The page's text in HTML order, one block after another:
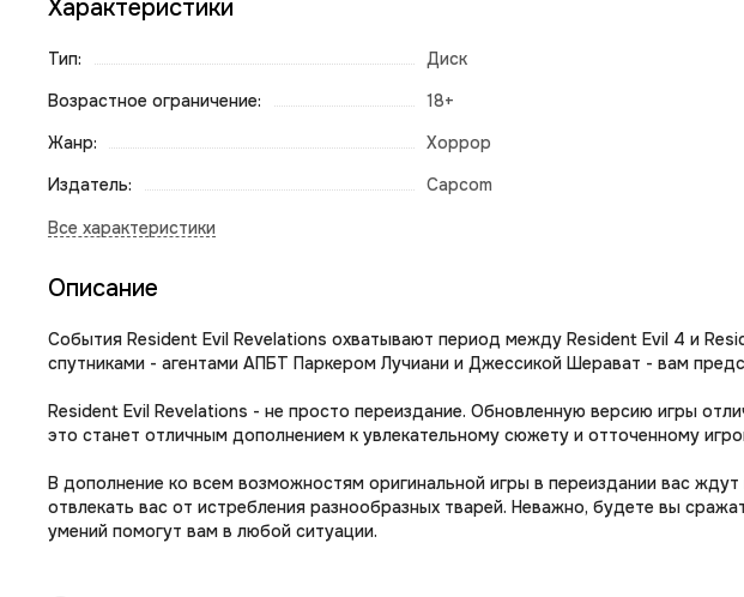
Характеристики
Тип:
Диск
Возрастное ограничение:
18+
Жанр:
Хоррор
Издатель:
Capcom
Описание
События Resident Evil Revelations охватывают период между Resident Evil 4 и
спутниками - агентами АПБТ Паркером Лучиани и Джессикой Шерават - вам
Resident Evil Revelations - не просто переиздание. Обновленную версию игры
это станет отличным дополнением к увлекательному сюжету и отточенному
В дополнение ко всем возможностям оригинальной игры в переиздании вас
отвлекать вас от истребления разнообразных тварей. Неважно, будете вы
умений помогут вам в любой ситуации.